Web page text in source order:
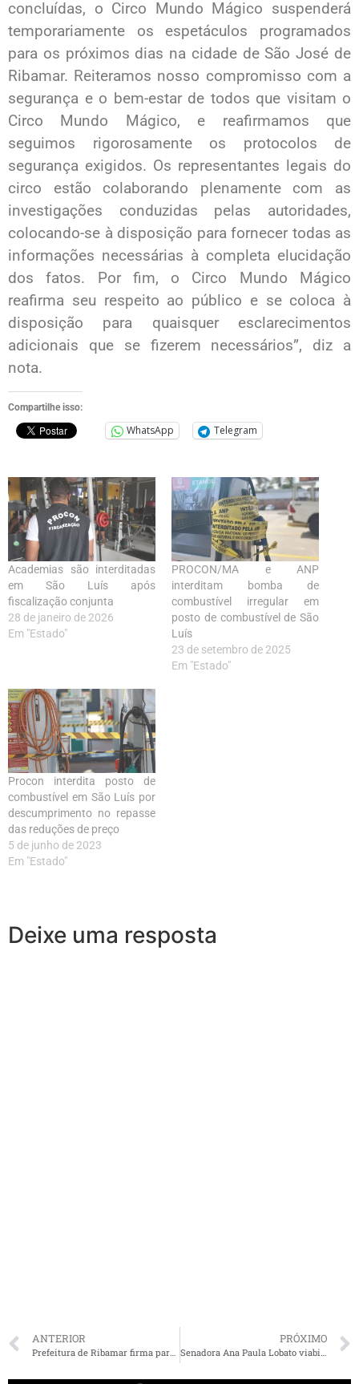
concluídas, o Circo Mundo Mágico suspenderá
temporariamente os espetáculos programados
para os próximos dias na cidade de São José de
Ribamar. Reiteramos nosso compromisso com a
segurança e o bem-estar de todos que visitam o
Circo Mundo Mágico, e reafirmamos que
seguimos rigorosamente os protocolos de
segurança exigidos. Os representantes legais do
circo estão colaborando plenamente com as
investigações conduzidas pelas autoridades,
colocando-se à disposição para fornecer todas as
informações necessárias à completa elucidação
dos fatos. Por fim, o Circo Mundo Mágico
reafirma seu respeito ao público e se coloca à
disposição para quaisquer esclarecimentos
adicionais que se fizerem necessários”, diz a
nota.
Compartilhe isso:
WhatsApp Telegram
Academias são interditadas
em São Luís após
fiscalização conjunta
28 de janeiro de 2026
Em "Estado"
PROCON/MA e ANP
interditam bomba de
combustível irregular em
posto de combustível de São
Luís
23 de setembro de 2025
Em "Estado"
Procon interdita posto de
combustível em São Luís por
descumprimento no repasse
das reduções de preço
5 de junho de 2023
Em "Estado"
Deixe uma resposta
ANTERIOR
Prefeitura de Ribamar firma parceria com AGEM para aprimorar gestão de resíduos sólidos
PRÓXIMO
Senadora Ana Paula Lobato viabiliza mutirão de cirurgias de varizes em Pinheiro